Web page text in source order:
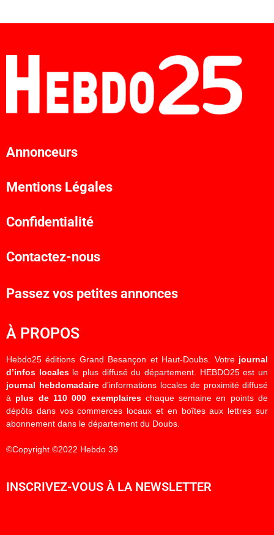
Annonceurs
Mentions Légales
Confidentialité
Contactez-nous
Passez vos petites annonces
À PROPOS
Hebdo25 éditions Grand Besançon et Haut-Doubs. Votre journal
d’infos localesle plus diffusé du département. HEBDO25 est un
journal hebdomadaired’informations locales de proximité diffusé
à plus de 110 000 exemplaireschaque semaine en points de
dépôts dans vos commerces locaux et en boîtes aux lettres sur
abonnement dans le département du Doubs.
©Copyright ©2022 Hebdo 39
INSCRIVEZ-VOUS À LA NEWSLETTER